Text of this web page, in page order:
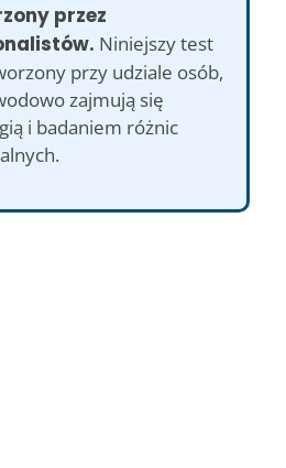
przez
Niniejszy test
przy udziale osób,
zajmują się
i badaniem różnic